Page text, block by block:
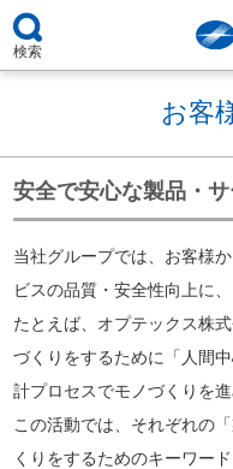
検索
お客
安全で安心な製品・
当社グループでは、お客様
ビスの品質・安全性向上に
たとえば、オプテックス株
づくりをするために「人間
計プロセスでモノづくりを進
この活動では、それぞれの
くりをするためのキーワー